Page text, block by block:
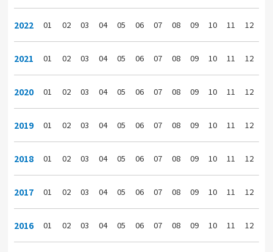
2022 01 02 03 04 05 06 07 08 09 10 11 12
2021 01 02 03 04 05 06 07 08 09 10 11 12
2020 01 02 03 04 05 06 07 08 09 10 11 12
2019 01 02 03 04 05 06 07 08 09 10 11 12
2018 01 02 03 04 05 06 07 08 09 10 11 12
2017 01 02 03 04 05 06 07 08 09 10 11 12
2016 01 02 03 04 05 06 07 08 09 10 11 12